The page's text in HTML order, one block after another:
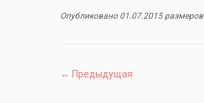
Опубликовано 01.07.2015размеров
← Предыдущая